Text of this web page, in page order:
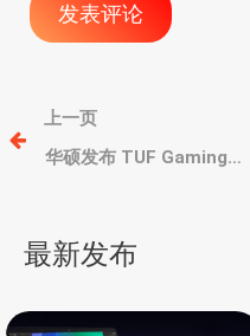
文
章
航
上一页
华硕发布 TUF Gaming
最新发布